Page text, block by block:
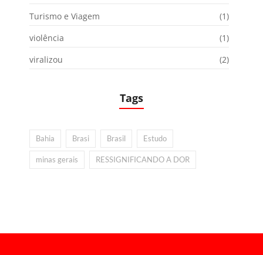
Turismo e Viagem
(1)
violência
(1)
viralizou
(2)
Tags
Bahia Brasi Brasil Estudo
minas gerais RESSIGNIFICANDO A DOR